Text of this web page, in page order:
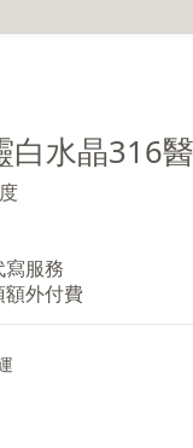
白水晶316
寫服務
額外付費